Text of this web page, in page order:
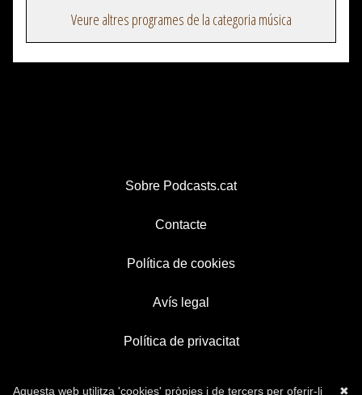
Veure altres programes de la categoria música
Sobre Podcasts.cat
Contacte
Política de cookies
Avís legal
Política de privacitat
✖
Aquesta web utilitza 'cookies' pròpies i de tercers per oferir-li